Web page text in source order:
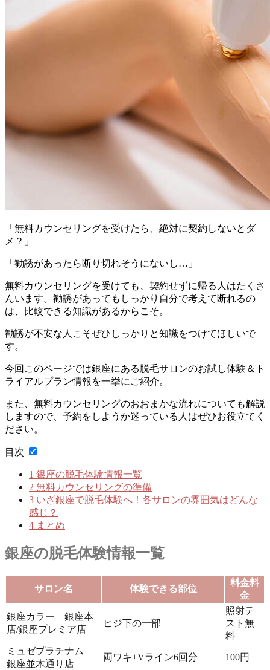
「無料カウンセリングを受けたら、絶対に契約しないとダ
メ？」
「勧誘があったら断り切れそうにないし…」
無料カウンセリングを受けても、契約せずに帰る人はたくさ
んいます。勧誘があってもしっかり自分で考えて断れるの
は、比較できる知識があるからこそ。
勧誘が不安な人こそぜひしっかりと知識をつけてほしいで
す。
今回このページでは銀座にある脱毛サロンのお試し体験＆ト
ライアルプラン情報を一挙にご紹介。
また、 無料カウンセリングのおおまかな流れについても解説
しますので、予約をしようか迷っている人はぜひお役立てく
ださい。
目次
1 銀座の脱毛体験情報一覧
2 無料カウンセリングの準備
3 いざ銀座で脱毛体験へ！各サロンの雰囲気はどんな
感じ？
4 まとめ
銀座の脱毛体験情報一覧
サロン名 体験できる部位
料金料
金
銀座カラー 銀座本
店/銀座プレミア店
ヒジ下の一部
照射テ
スト無
料
ミュゼプラチナム
銀座並木通り店
両ワキ+Vライン6回分 100円